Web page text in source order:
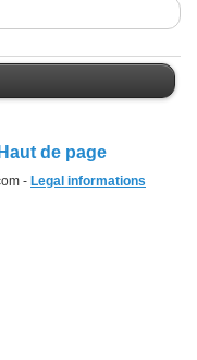
Haut de page
- Legal informations